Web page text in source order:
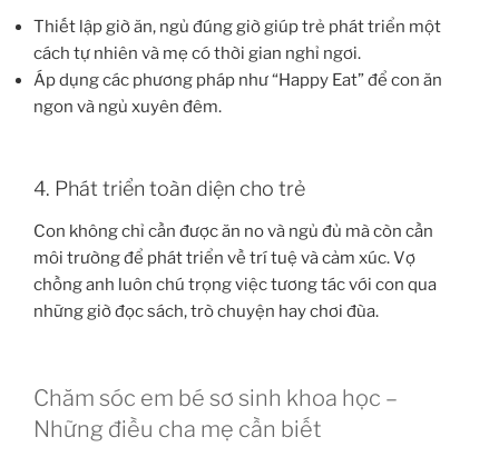
Thiết lập giờ ăn, ngủ đúng giờ giúp trẻ phát triển một
cách tự nhiên và mẹ có thời gian nghỉ ngơi.
Áp dụng các phương pháp như “Happy Eat” để con ăn
ngon và ngủ xuyên đêm.
4. Phát triển toàn diện cho trẻ
Con không chỉ cần được ăn no và ngủ đủ mà còn cần
môi trường để phát triển về trí tuệ và cảm xúc. Vợ
chồng anh luôn chú trọng việc tương tác với con qua
những giờ đọc sách, trò chuyện hay chơi đùa.
Chăm sóc em bé sơ sinh khoa học –
Những điều cha mẹ cần biết